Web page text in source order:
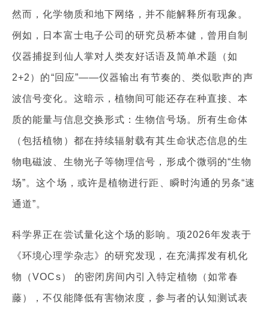
然而，化学物质和地下网络，并不能解释所有现象。
例如，日本富士电子公司的研究员桥本健，曾用自制
仪器捕捉到仙人掌对人类友好话语及简单术题（如
2+2）的“回应”——仪器输出有节奏的、类似歌声的声
波信号变化。这暗示，植物间可能还存在种直接、本
质的能量与信息交换形式：生物信号场。所有生命体
（包括植物）都在持续辐射载有其生命状态信息的生
物电磁波、生物光子等物理信号，形成个微弱的“生物
场”。这个场，或许是植物进行距、瞬时沟通的另条“速
通道”。
科学界正在尝试量化这个场的影响。项2026年发表于
《环境心理学杂志》的研究发现，在充满挥发有机化
物（VOCs） 的密闭房间内引入特定植物（如常春
藤），不仅能降低有害物浓度，参与者的认知测试表